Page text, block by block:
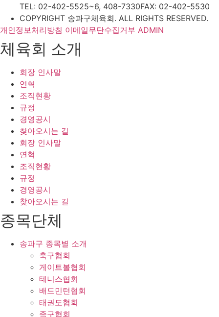
TEL: 02-402-5525~6, 408-7330FAX: 02-402-5530
COPYRIGHT 송파구체육회. ALL RIGHTS RESERVED.
개인정보처리방침 이메일무단수집거부 ADMIN
체육회 소개
회장 인사말
연혁
조직현황
규정
경영공시
찾아오시는 길
회장 인사말
연혁
조직현황
규정
경영공시
찾아오시는 길
종목단체
송파구 종목별 소개
축구협회
게이트볼협회
테니스협회
배드민턴협회
태권도협회
족구협회